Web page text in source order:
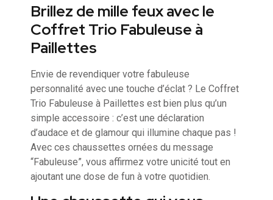
Brillez de mille feux avec le
Coffret Trio Fabuleuse à
Paillettes
Envie de revendiquer votre fabuleuse
personnalité avec une touche d’éclat ? Le Coffret
Trio Fabuleuse à Paillettes est bien plus qu’un
simple accessoire : c’est une déclaration
d’audace et de glamour qui illumine chaque pas !
Avec ces chaussettes ornées du message
“Fabuleuse”, vous affirmez votre unicité tout en
ajoutant une dose de fun à votre quotidien.